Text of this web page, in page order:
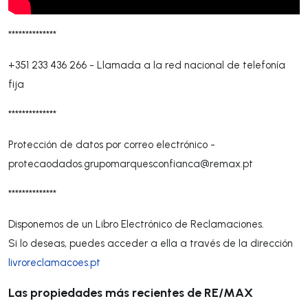
**************
+351 233 436 266 - Llamada a la red nacional de telefonía
fija
**************
Protección de datos por correo electrónico -
protecaodados.grupomarquesconfianca@remax.pt
**************
Disponemos de un Libro Electrónico de Reclamaciones.
Si lo deseas, puedes acceder a ella a través de la dirección
livroreclamacoes.pt
Las propiedades más recientes de RE/MAX